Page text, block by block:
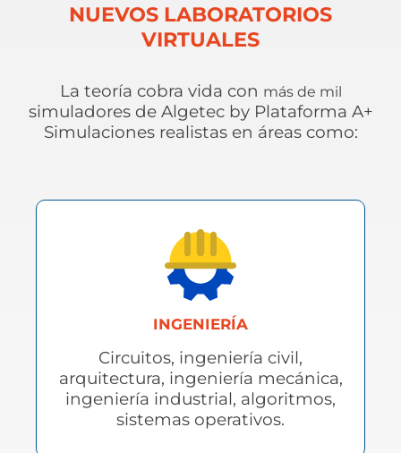
NUEVOS LABORATORIOS
VIRTUALES
La teoría cobra vida con más de mil
simuladores de Algetec by Plataforma A+
Simulaciones realistas en áreas como:
INGENIERÍA
Circuitos, ingeniería civil,
arquitectura, ingeniería mecánica,
ingeniería industrial, algoritmos,
sistemas operativos.